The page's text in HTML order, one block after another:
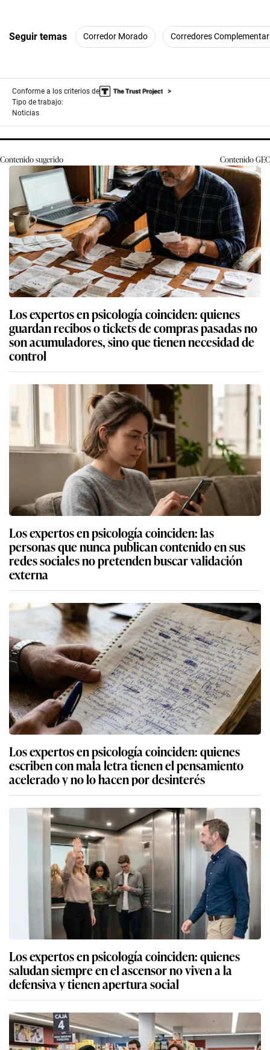
Seguir temas Corredor Morado Corredores
Conforme a los criterios de
Tipo de trabajo:
Noticias
Contenido sugerido ContenidoGEC
Los expertos en psicología coinciden: quienes
guardan recibos o tickets de compras pasadas no
son acumuladores, sino que tienen necesidad de
control
Los expertos en psicología coinciden: las
personas que nunca publican contenido en sus
redes sociales no pretenden buscar validación
externa
Los expertos en psicología coinciden: quienes
escriben con mala letra tienen el pensamiento
acelerado y no lo hacen por desinterés
Los expertos en psicología coinciden: quienes
saludan siempre en el ascensor no viven a la
defensiva y tienen apertura social